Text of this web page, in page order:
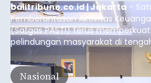
balitribune.co.id | Jakarta -
Pemberantasan Aktivitas
(Satgas PASTI) terus
pelindungan masyarakat di
meningkatnya ancaman
semakin kompleks.
Nasional